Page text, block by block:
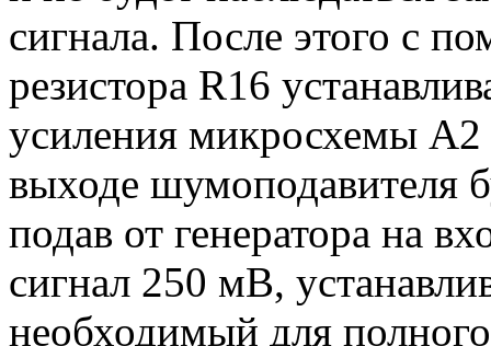
сигнала. После этого с
резистора R16
усиления микросхемы
выходе шумоподавителя
подав от генератора на
сигнал 250 мВ,
необходимый для